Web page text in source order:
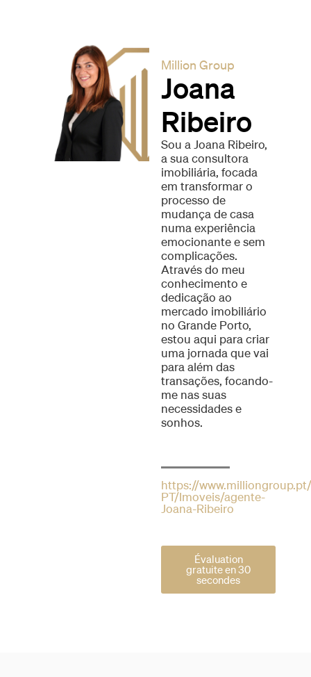
Million Group
Joana
Ribeiro
Sou a Joana Ribeiro,
a sua consultora
imobiliária, focada
em transformar o
processo de
mudança de casa
numa experiência
emocionante e sem
complicações.
Através do meu
conhecimento e
dedicação ao
mercado imobiliário
no Grande Porto,
estou aqui para criar
uma jornada que vai
para além das
transações, focando-
me nas suas
necessidades e
sonhos.
https://
PT/Imoveis/agente-
Joana-Ribeiro
Évaluation
gratuite en 30
secondes